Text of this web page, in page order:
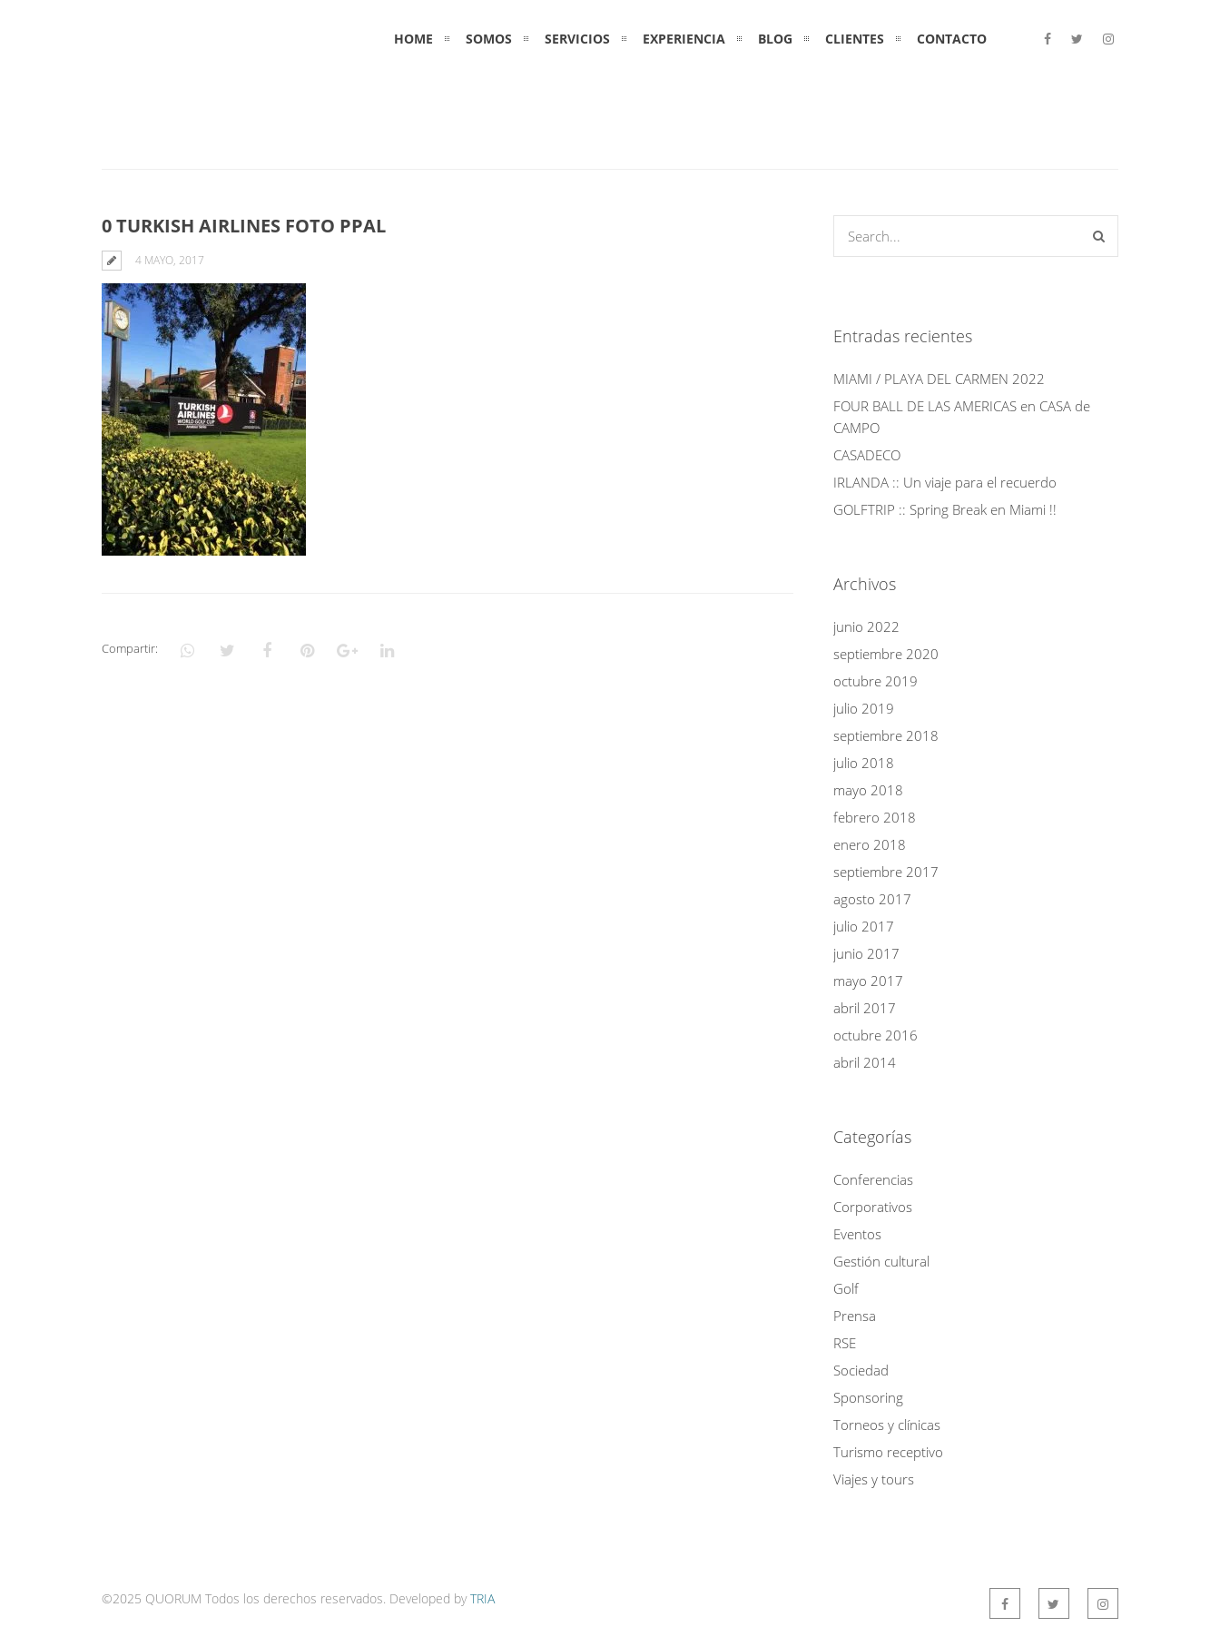
HOME SOMOS SERVICIOS EXPERIENCIA BLOG CLIENTES CONTACTO
0 TURKISH AIRLINES FOTO PPAL
4 MAYO, 2017
Compartir:
Entradas recientes
MIAMI / PLAYA DEL CARMEN 2022
FOUR BALL DE LAS AMERICAS en CASA de
CAMPO
CASADECO
IRLANDA :: Un viaje para el recuerdo
GOLFTRIP :: Spring Break en Miami !!
Archivos
junio 2022
septiembre 2020
octubre 2019
julio 2019
septiembre 2018
julio 2018
mayo 2018
febrero 2018
enero 2018
septiembre 2017
agosto 2017
julio 2017
junio 2017
mayo 2017
abril 2017
octubre 2016
abril 2014
Categorías
Conferencias
Corporativos
Eventos
Gestión cultural
Golf
Prensa
RSE
Sociedad
Sponsoring
Torneos y clínicas
Turismo receptivo
Viajes y tours
©2025 QUORUM Todos los derechos reservados. Developed byTRIA